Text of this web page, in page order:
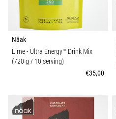
Näak
Lime - Ultra Energy™ Drink Mix
(720 g / 10 serving)
€35,00